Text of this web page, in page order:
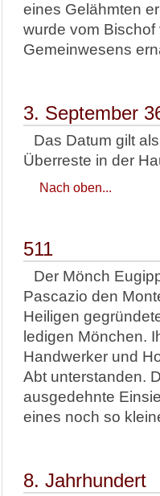
eines Gelähmten
wurde vom
Gemeinwesens
3. September
Das Datum gilt
Überreste in der
Nach oben...
511
Der Mönch
Pascazio den
Heiligen
ledigen Mönchen.
Handwerker und
Abt unterstanden.
ausgedehnte
eines noch so
8. Jahrhundert